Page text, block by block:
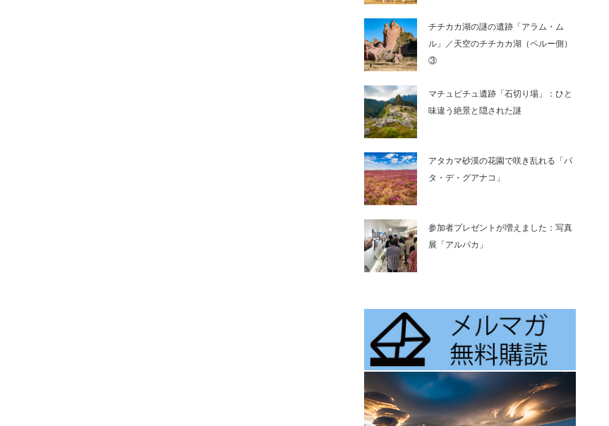
チチカカ湖の謎の遺跡「アラム・ム
ル」／天空のチチカカ湖（ペルー側）
③
マチュピチュ遺跡「石切り場」：ひと
味違う絶景と隠された謎
アタカマ砂漠の花園で咲き乱れる「パ
タ・デ・グアナコ」
参加者プレゼントが増えました：写真
展「アルパカ」